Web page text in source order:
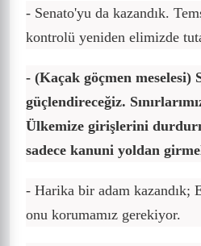
- Senato'yu da kazandık.
kontrolü yeniden elimizde
- (Kaçak göçmen meselesi)
güçlendireceğiz.
Ülkemize girişlerini
sadece kanuni yoldan
- Harika bir adam kazandık;
onu korumamız gerekiyor.